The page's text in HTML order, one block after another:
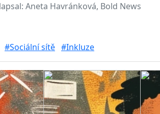
Aneta Havránková, Bold News
#Sociální sítě #Inkluze